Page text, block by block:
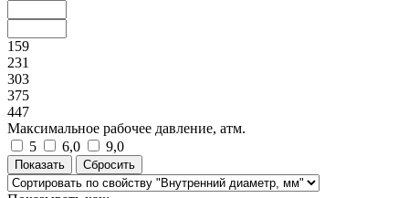
159
231
303
375
447
Максимальное рабочее давление, атм.
5
6,0 9,0